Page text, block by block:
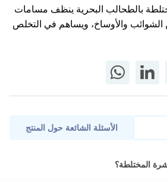
بالطحالب البحرية ينظف مسامات
الشوائب والأوساخ، ويساهم في التخلص
بتصميم رائع مخصص لتلبية
الأسئلة الشائعة حول المنتج
المختلطة؟